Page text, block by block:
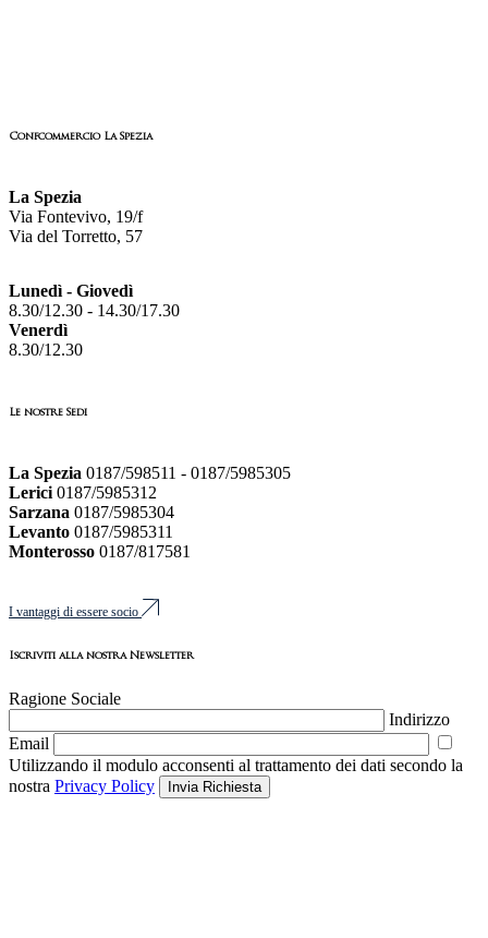
Confcommercio La Spezia
La Spezia
Via Fontevivo, 19/f
Via del Torretto, 57
Lunedì - Giovedì
8.30/12.30 - 14.30/17.30
Venerdì
8.30/12.30
Le nostre Sedi
La Spezia 0187/598511 - 0187/5985305
Lerici 0187/5985312
Sarzana 0187/5985304
Levanto 0187/5985311
Monterosso 0187/817581
I vantaggi di essere socio
Iscriviti alla nostra Newsletter
Ragione Sociale
Indirizzo
Email
Utilizzando il modulo acconsenti al trattamento dei dati secondo la
nostra Privacy Policy Invia Richiesta